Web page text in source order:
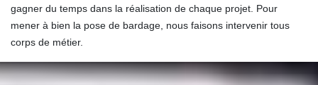
gagner du temps dans la réalisation de chaque projet. Pour
mener à bien la pose de bardage, nous faisons intervenir tous
corps de métier.